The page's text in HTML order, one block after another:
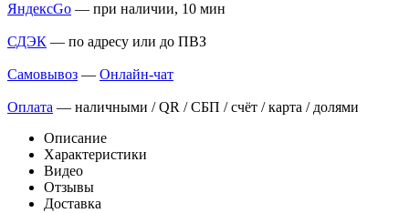
ЯндексGo — при наличии, 10 мин
СДЭК — по адресу или до ПВЗ
Самовывоз — Онлайн-чат
Оплата — наличными / QR / СБП / счёт / карта / долями
Описание
Характеристики
Видео
Отзывы
Доставка